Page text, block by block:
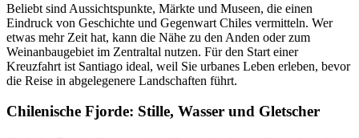
Beliebt sind Aussichtspunkte, Märkte und Museen, die einen
Eindruck von Geschichte und Gegenwart Chiles vermitteln. Wer
etwas mehr Zeit hat, kann die Nähe zu den Anden oder zum
Weinanbaugebiet im Zentraltal nutzen. Für den Start einer
Kreuzfahrt ist Santiago ideal, weil Sie urbanes Leben erleben, bevor
die Reise in abgelegenere Landschaften führt.
Chilenische Fjorde: Stille, Wasser und Gletscher